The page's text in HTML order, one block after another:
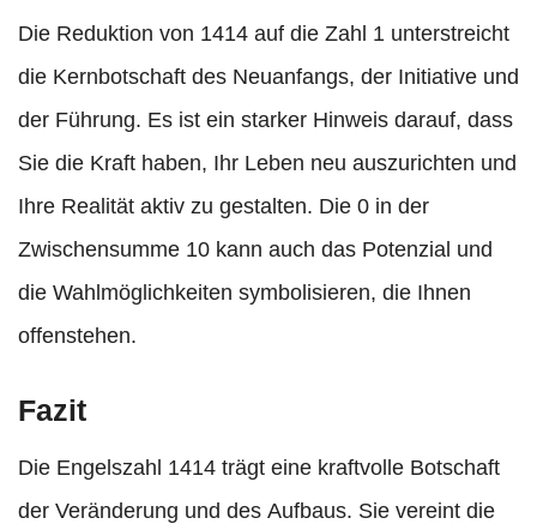
Die Reduktion von 1414 auf die Zahl 1 unterstreicht
die Kernbotschaft des Neuanfangs, der Initiative und
der Führung. Es ist ein starker Hinweis darauf, dass
Sie die Kraft haben, Ihr Leben neu auszurichten und
Ihre Realität aktiv zu gestalten. Die 0 in der
Zwischensumme 10 kann auch das Potenzial und
die Wahlmöglichkeiten symbolisieren, die Ihnen
offenstehen.
Fazit
Die Engelszahl 1414 trägt eine kraftvolle Botschaft
der Veränderung und des Aufbaus. Sie vereint die